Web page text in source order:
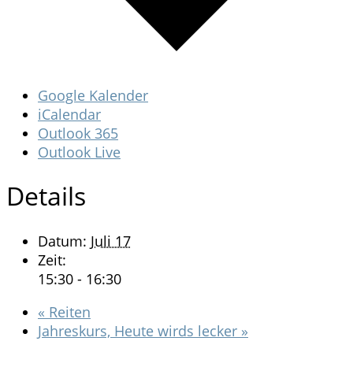
Google Kalender
iCalendar
Outlook 365
Outlook Live
Details
Datum: Juli 17
Zeit:
15:30 - 16:30
« Reiten
Jahreskurs, Heute wirds lecker »